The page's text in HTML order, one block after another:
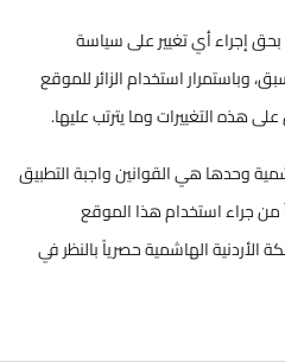
بحق إجراء أي تغيير على سياسة
وباستمرار استخدام الزائر للموقع
هذه التغييرات وما يترتب عليها.
وحدها هي القوانين واجبة التطبيق
من جراء استخدام هذا الموقع
الأردنية الهاشمية حصرياً بالنظر في